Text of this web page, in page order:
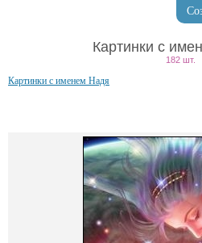
Картинки с
182 шт.
Картинки с именем Надя